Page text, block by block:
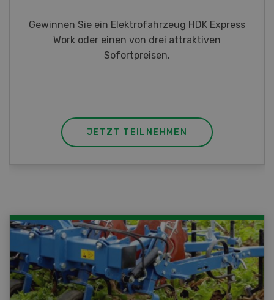
Gewinnen Sie eines von fünf LANDI
Taschenmessern
JETZT TEILNEHMEN